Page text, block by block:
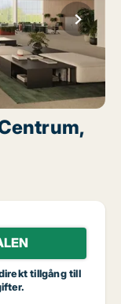
tillgång till